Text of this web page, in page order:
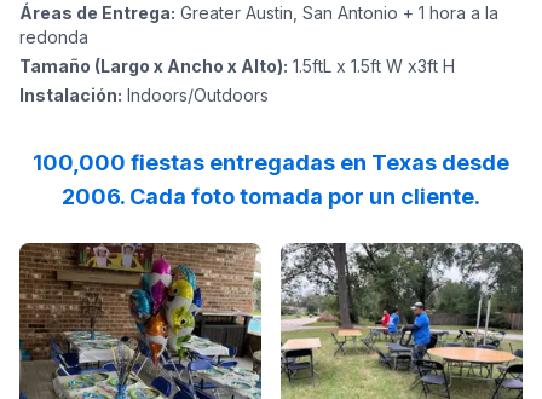
Áreas de Entrega: Greater Austin, San Antonio + 1 hora a la
redonda
Tamaño (Largo x Ancho x Alto): 1.5ftL x 1.5ft W x3ft H
Instalación: Indoors/Outdoors
100,000 fiestas entregadas en Texas desde
2006. Cada foto tomada por un cliente.
Reviewed onGoogleReviewsbyRima IVTC:I highly
Reviewed onGoogleReviews